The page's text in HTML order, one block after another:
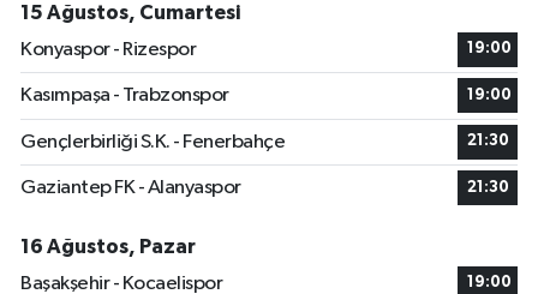
15 Ağustos, Cumartesi
Konyaspor - Rizespor
19:00
Kasımpaşa - Trabzonspor 19:00
Gençlerbirliği S.K. - Fenerbahçe 21:30
Gaziantep FK - Alanyaspor 21:30
16 Ağustos, Pazar
Başakşehir - Kocaelispor
19:00